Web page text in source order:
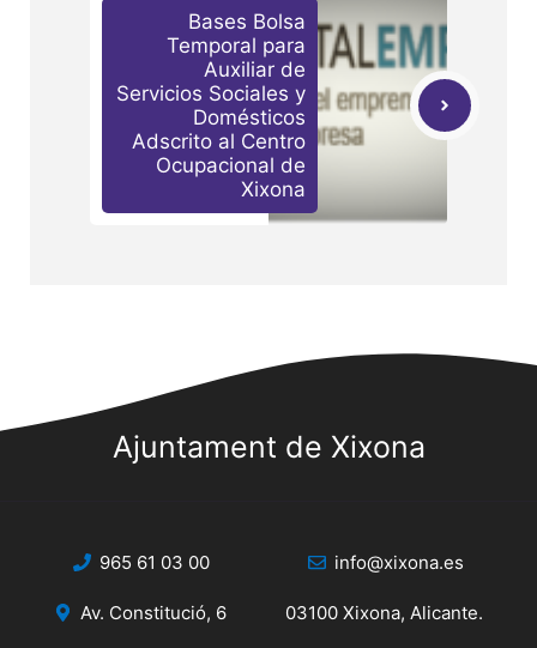
Bases Bolsa
Temporal para
Auxiliar de
Servicios Sociales y
Domésticos
Adscrito al Centro
Ocupacional de
Xixona
Ajuntament de Xixona
965 61 03 00 info@xixona.es
Av. Constitució, 6 03100 Xixona, Alicante.